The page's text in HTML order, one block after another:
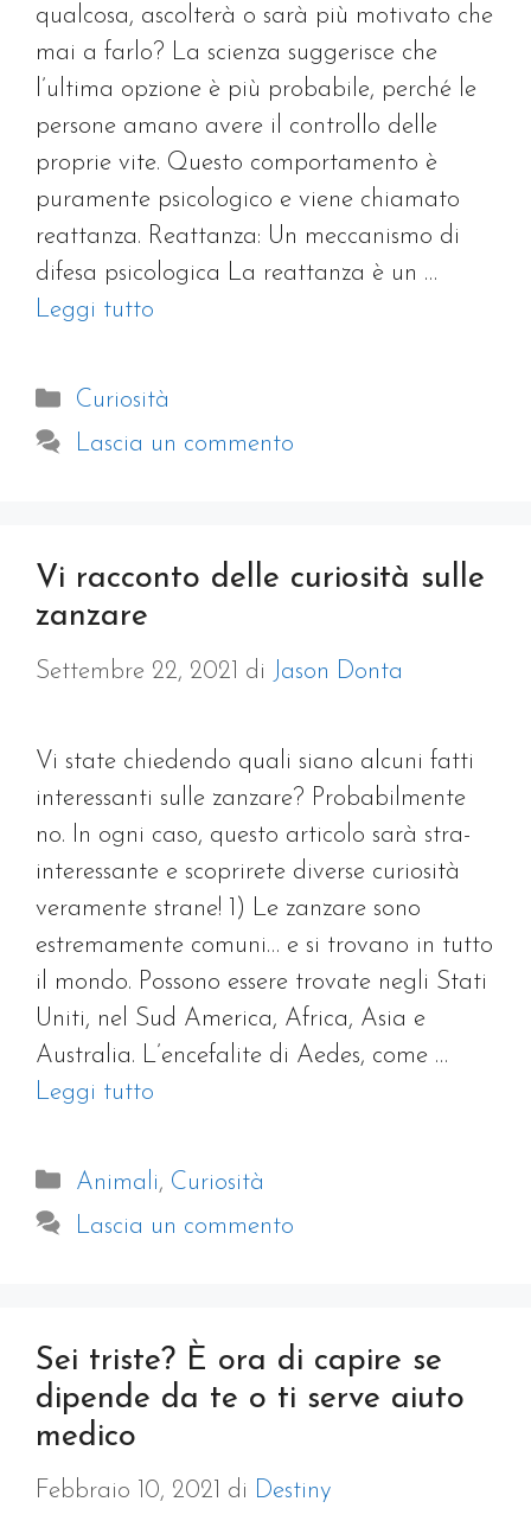
qualcosa, ascolterà o sarà più motivato che
mai a farlo? La scienza suggerisce che
l’ultima opzione è più probabile, perché le
persone amano avere il controllo delle
proprie vite. Questo comportamento è
puramente psicologico e viene chiamato
reattanza. Reattanza: Un meccanismo di
difesa psicologica La reattanza è un …
Leggi tutto
Categorie
Curiosità
Lascia un commento
Vi racconto delle curiosità sulle
zanzare
Settembre 22, 2021 di Jason Donta
Vi state chiedendo quali siano alcuni fatti
interessanti sulle zanzare? Probabilmente
no. In ogni caso, questo articolo sarà stra-
interessante e scoprirete diverse curiosità
veramente strane! 1) Le zanzare sono
estremamente comuni… e si trovano in tutto
il mondo. Possono essere trovate negli Stati
Uniti, nel Sud America, Africa, Asia e
Australia. L’encefalite di Aedes, come …
Leggi tutto
Categorie
Animali, Curiosità
Lascia un commento
Sei triste? È ora di capire se
dipende da te o ti serve aiuto
medico
Febbraio 10, 2021 di Destiny